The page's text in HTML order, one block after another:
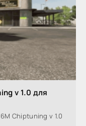
v 1.0 для
Chiptuning v 1.0